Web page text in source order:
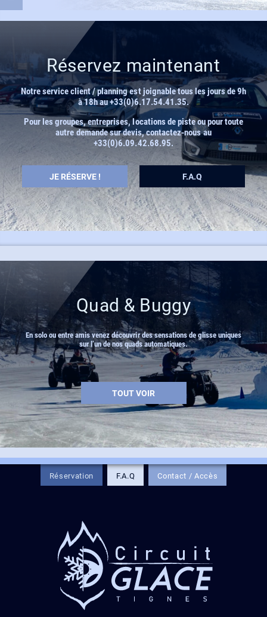
STAGES COURS PARTICULIER
STAGES GROUPE
SÉRIES 10 TOURS
DUO COURS PARTICULIER + SÉRIE
BAPTÊME GLACE
MULTI-ACTIVITÉS
Réservez maintenant
Notre service client / planning est joignable tous les jours de 9h
à 18h au +33(0)6.17.54.41.35.
Pour les groupes, entreprises, locations de piste ou pour toute
autre demande sur devis, contactez-nous au
+33(0)6.09.42.68.95.
JE RÉSERVE ! F.A.Q
Quad & Buggy
En solo ou entre amis venez découvrir des sensations de glisse uniques
sur l’un de nos quads automatiques.
TOUT VOIR
Réservation F.A.Q Contact / Accès